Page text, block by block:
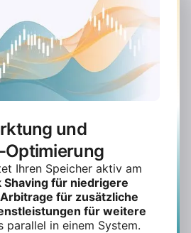
und
Ihren Speicher aktiv am
Shaving für niedrigere
für zusätzliche
für weitere
parallel in einem System.